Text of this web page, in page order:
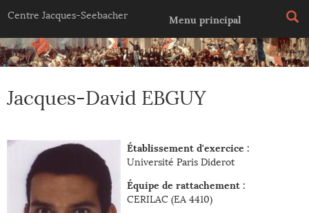
Centre Jacques-Seebacher Menu principal
Jacques-David EBGUY
Établissement d'exercice :
Université Paris Diderot
Équipe de rattachement :
CERILAC (EA 4410)